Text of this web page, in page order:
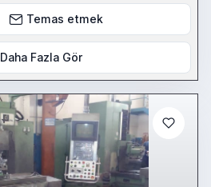
Temas etmek
Daha Fazla Gör